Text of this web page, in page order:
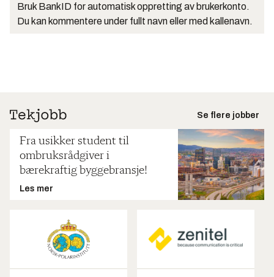
Bruk BankID for automatisk oppretting av brukerkonto.
Du kan kommentere under fullt navn eller med kallenavn.
Se flere jobber
Fra usikker student til
ombruksrådgiver i
bærekraftig byggebransje!
Les mer